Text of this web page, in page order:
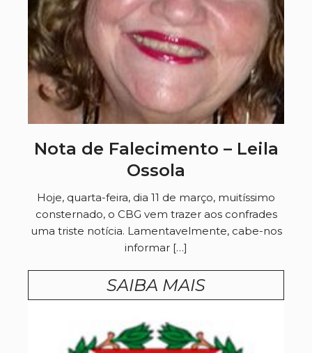
Nota de Falecimento – Leila
Ossola
Hoje, quarta-feira, dia 11 de março, muitíssimo
consternado, o CBG vem trazer aos confrades
uma triste notícia. Lamentavelmente, cabe-nos
informar […]
SAIBA MAIS